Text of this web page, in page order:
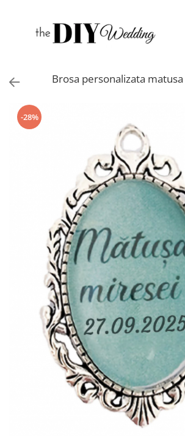
Produse
Lumanari
Pahare
Bratari
Brosa personalizata
-28%